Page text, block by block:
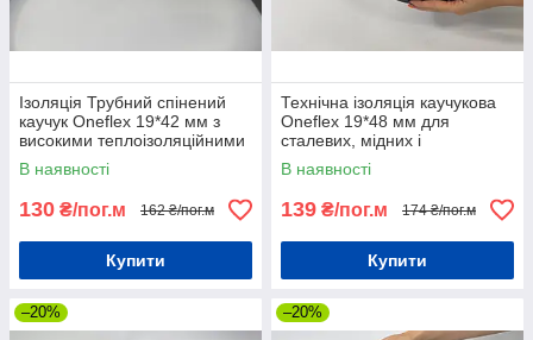
Ізоляція Трубний спінений
каучук Oneflex 19*42 мм з
високими теплоізоляційними
властивостями
В наявності
130 ₴/пог.м 162 ₴/пог.м
Купити
Технічна ізоляція каучукова
Oneflex 19*48 мм для
сталевих, мідних і
пластмасових труб
В наявності
139 ₴/пог.м 174 ₴/пог.м
Купити
–20% –20%